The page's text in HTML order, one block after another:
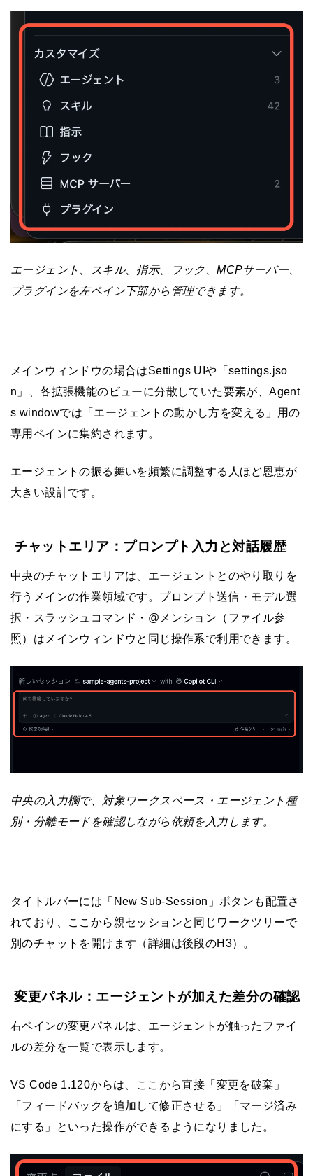
エージェント、スキル、指示、フック、MCPサーバー、
プラグインを左ペイン下部から管理できます。
メインウィンドウの場合はSettings UIや「settings.jso
n」、各拡張機能のビューに分散していた要素が、Agent
s windowでは「エージェントの動かし方を変える」用の
専用ペインに集約されます。
エージェントの振る舞いを頻繁に調整する人ほど恩恵が
大きい設計です。
チャットエリア：プロンプト入力と対話履歴
中央のチャットエリアは、エージェントとのやり取りを
行うメインの作業領域です。プロンプト送信・モデル選
択・スラッシュコマンド・@メンション（ファイル参
照）はメインウィンドウと同じ操作系で利用できます。
中央の入力欄で、対象ワークスペース・エージェント種
別・分離モードを確認しながら依頼を入力します。
タイトルバーには「New Sub-Session」ボタンも配置さ
れており、ここから親セッションと同じワークツリーで
別のチャットを開けます（詳細は後段のH3）。
変更パネル：エージェントが加えた差分の確認
右ペインの変更パネルは、エージェントが触ったファイ
ルの差分を一覧で表示します。
VS Code 1.120からは、ここから直接「変更を破棄」
「フィードバックを追加して修正させる」「マージ済み
にする」といった操作ができるようになりました。